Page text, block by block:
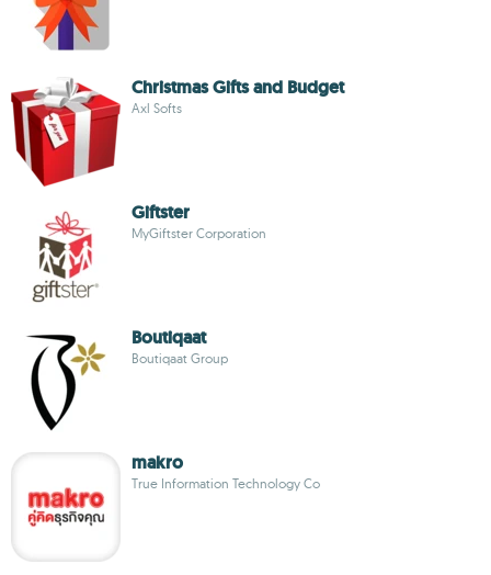
Christmas Gifts and Budget
Axl Softs
Giftster
MyGiftster Corporation
Boutiqaat
Boutiqaat Group
makro
True Information Technology Co